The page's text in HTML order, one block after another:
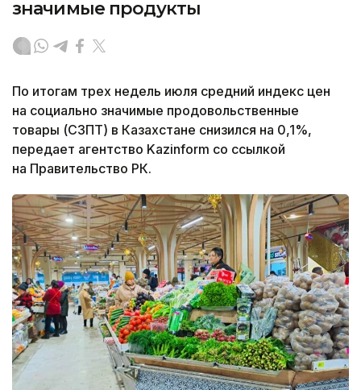
значимые продукты
По итогам трех недель июля средний индекс цен
на социально значимые продовольственные
товары (СЗПТ) в Казахстане снизился на 0,1%,
передает агентство Kazinform со ссылкой
на Правительство РК.